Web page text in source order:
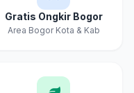
Gratis Ongkir Bogor
Area Bogor Kota & Kab